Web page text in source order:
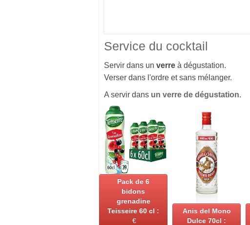
Service du cocktail
Servir dans un verre à dégustation.
Verser dans l'ordre et sans mélanger.
A servir dans un verre de dégustation.
Pack de 6
bidons
grenadine
Teisseire 60 cl :
€
Anis del Mono
Dulce 70cl :